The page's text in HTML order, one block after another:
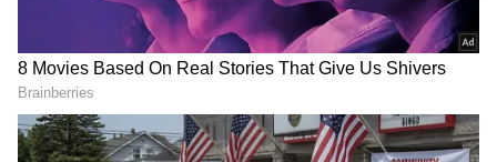
రవితేజ ఈ చిత్రంలో డిప్యూటీ కలెక్టర్ గా మాఫియా బెండు
తీసేందుకు రెడీ అవుతున్నాడు. ఇక కళ్యాణ్ రామ్
బింబిసారుడిగా తన పరాక్రమం చూపించబోతున్నాడు.
కళ్యాణ్ రామ్ తన కెరీర్ లో తొలిసారి ప్రయత్నిస్తున్న జోనర్
RECOMMENDED STORIES